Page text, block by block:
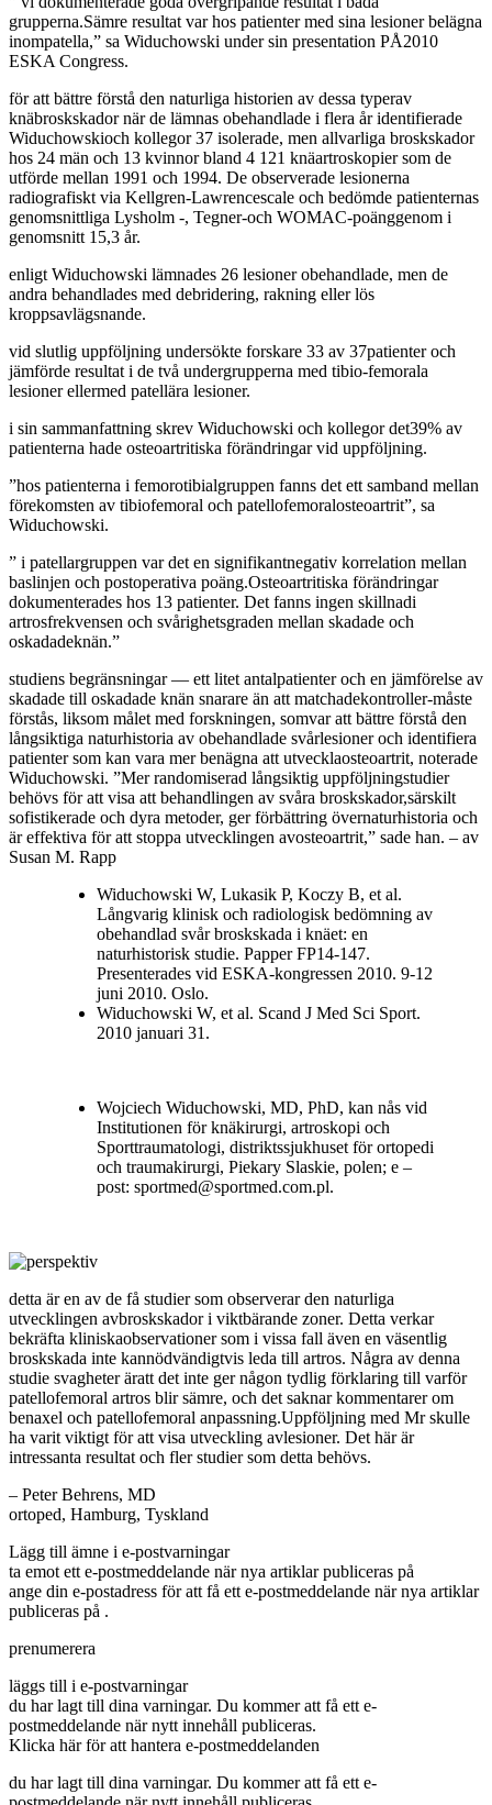
grupperna.Sämre resultat var hos patienter med sina lesioner belägna
inompatella,” sa Widuchowski under sin presentation PÅ2010
ESKA Congress.
för att bättre förstå den naturliga historien av dessa typerav
knäbroskskador när de lämnas obehandlade i flera år identifierade
Widuchowskioch kollegor 37 isolerade, men allvarliga broskskador
hos 24 män och 13 kvinnor bland 4 121 knäartroskopier som de
utförde mellan 1991 och 1994. De observerade lesionerna
radiografiskt via Kellgren-Lawrencescale och bedömde patienternas
genomsnittliga Lysholm -, Tegner-och WOMAC-poänggenom i
genomsnitt 15,3 år.
enligt Widuchowski lämnades 26 lesioner obehandlade, men de
andra behandlades med debridering, rakning eller lös
kroppsavlägsnande.
vid slutlig uppföljning undersökte forskare 33 av 37patienter och
jämförde resultat i de två undergrupperna med tibio-femorala
lesioner ellermed patellära lesioner.
i sin sammanfattning skrev Widuchowski och kollegor det39% av
patienterna hade osteoartritiska förändringar vid uppföljning.
”hos patienterna i femorotibialgruppen fanns det ett samband mellan
förekomsten av tibiofemoral och patellofemoralosteoartrit”, sa
Widuchowski.
” i patellargruppen var det en signifikantnegativ korrelation mellan
baslinjen och postoperativa poäng.Osteoartritiska förändringar
dokumenterades hos 13 patienter. Det fanns ingen skillnadi
artrosfrekvensen och svårighetsgraden mellan skadade och
oskadadeknän.”
studiens begränsningar — ett litet antalpatienter och en jämförelse av
skadade till oskadade knän snarare än att matchadekontroller-måste
förstås, liksom målet med forskningen, somvar att bättre förstå den
långsiktiga naturhistoria av obehandlade svårlesioner och identifiera
patienter som kan vara mer benägna att utvecklaosteoartrit, noterade
Widuchowski. ”Mer randomiserad långsiktig uppföljningstudier
behövs för att visa att behandlingen av svåra broskskador,särskilt
sofistikerade och dyra metoder, ger förbättring övernaturhistoria och
är effektiva för att stoppa utvecklingen avosteoartrit,” sade han. – av
Susan M. Rapp
Widuchowski W, Lukasik P, Koczy B, et al.
Långvarig klinisk och radiologisk bedömning av
obehandlad svår broskskada i knäet: en
naturhistorisk studie. Papper FP14-147.
Presenterades vid ESKA-kongressen 2010. 9-12
juni 2010. Oslo.
Widuchowski W, et al. Scand J Med Sci Sport.
2010 januari 31.
Wojciech Widuchowski, MD, PhD, kan nås vid
Institutionen för knäkirurgi, artroskopi och
Sporttraumatologi, distriktssjukhuset för ortopedi
och traumakirurgi, Piekary Slaskie, polen; e –
post: sportmed@sportmed.com.pl.
detta är en av de få studier som observerar den naturliga
utvecklingen avbroskskador i viktbärande zoner. Detta verkar
bekräfta kliniskaobservationer som i vissa fall även en väsentlig
broskskada inte kannödvändigtvis leda till artros. Några av denna
studie svagheter äratt det inte ger någon tydlig förklaring till varför
patellofemoral artros blir sämre, och det saknar kommentarer om
benaxel och patellofemoral anpassning.Uppföljning med Mr skulle
ha varit viktigt för att visa utveckling avlesioner. Det här är
intressanta resultat och fler studier som detta behövs.
– Peter Behrens, MD
ortoped, Hamburg, Tyskland
Lägg till ämne i e-postvarningar
ta emot ett e-postmeddelande när nya artiklar publiceras på
ange din e-postadress för att få ett e-postmeddelande när nya artiklar
publiceras på .
prenumerera
läggs till i e-postvarningar
du har lagt till dina varningar. Du kommer att få ett e-
postmeddelande när nytt innehåll publiceras.
Klicka här för att hantera e-postmeddelanden
du har lagt till dina varningar. Du kommer att få ett e-